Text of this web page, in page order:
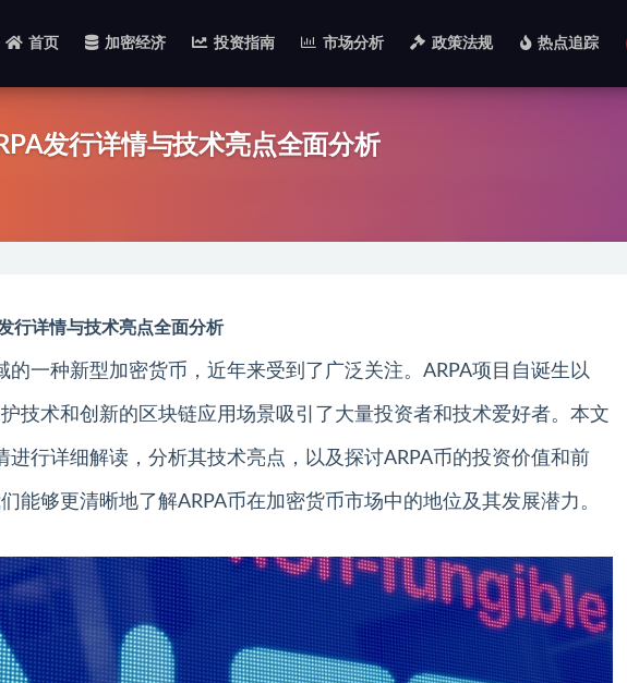
首页 加密经济 投资指南 市场分析 政策法规 热点追踪
发行详情与技术亮点全面分析
行详情与技术亮点全面分析
的一种新型加密货币，近年来受到了广泛关注。ARPA项目自诞生以
技术和创新的区块链应用场景吸引了大量投资者和技术爱好者。本文
进行详细解读，分析其技术亮点，以及探讨ARPA币的投资价值和前
能够更清晰地了解ARPA币在加密货币市场中的地位及其发展潜力。